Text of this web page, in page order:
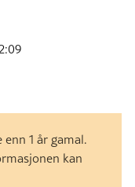
1 år gamal.
kan